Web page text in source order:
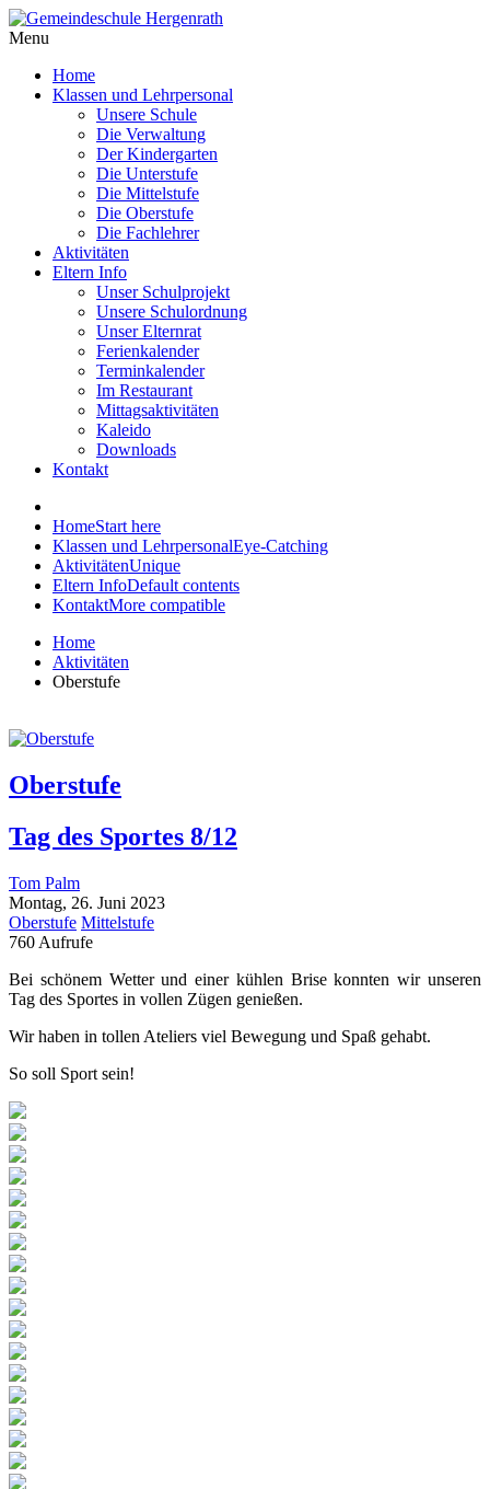
Menu
Home
Klassen und Lehrpersonal
Unsere Schule
Die Verwaltung
Der Kindergarten
Die Unterstufe
Die Mittelstufe
Die Oberstufe
Die Fachlehrer
Aktivitäten
Eltern Info
Unser Schulprojekt
Unsere Schulordnung
Unser Elternrat
Ferienkalender
Terminkalender
Im Restaurant
Mittagsaktivitäten
Kaleido
Downloads
Kontakt
HomeStart here
Klassen und LehrpersonalEye-Catching
AktivitätenUnique
Eltern InfoDefault contents
KontaktMore compatible
Home
Aktivitäten
Oberstufe
Oberstufe
Tag des Sportes 8/12
Tom Palm
Montag, 26. Juni 2023
Oberstufe Mittelstufe
760 Aufrufe
Bei schönem Wetter und einer kühlen Brise konnten wir unseren
Tag des Sportes in vollen Zügen genießen.
Wir haben in tollen Ateliers viel Bewegung und Spaß gehabt.
So soll Sport sein!